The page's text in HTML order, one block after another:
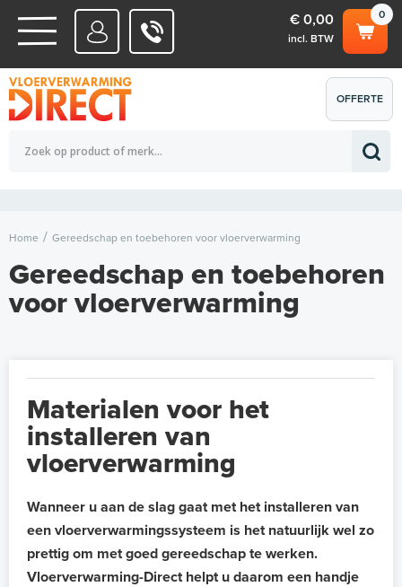
WATERSYSTEMEN
ELEKTRISCHE SYSTEMEN
0
€ 0,00
incl. BTW
Totaalbedrag (incl. BTW) € 0,00
OFFERTE
AANVRAGEN
Home Gereedschap en toebehoren voor vloerverwarming
Gereedschap en toebehoren
voor vloerverwarming
Materialen voor het
installeren van
vloerverwarming
Wanneer u aan de slag gaat met het installeren van
een vloerverwarmingssysteem is het natuurlijk wel zo
prettig om met goed gereedschap te werken.
Vloerverwarming-Direct helpt u daarom een handje